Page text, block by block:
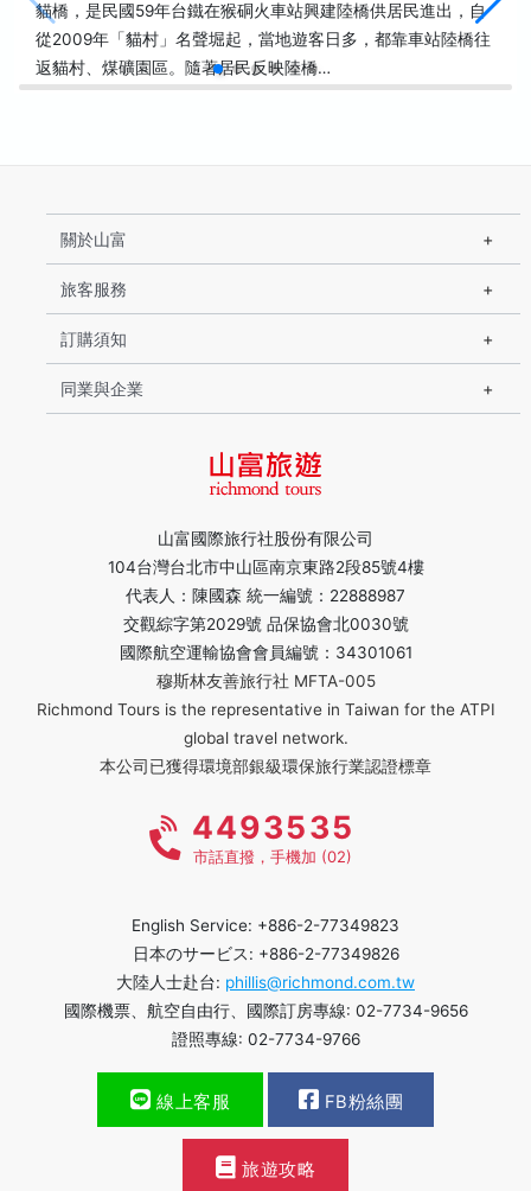
貓橋，是民國59年台鐵在猴硐火車站興建陸橋供居民進出，自
從2009年「貓村」名聲堀起，當地遊客日多，都靠車站陸橋往
返貓村、煤礦園區。隨著居民反映陸橋…
山富國際旅行社股份有限公司
104台灣台北市中山區南京東路2段85號4樓
代表人：陳國森 統一編號：22888987
交觀綜字第2029號 品保協會北0030號
國際航空運輸協會會員編號：34301061
穆斯林友善旅行社 MFTA-005
Richmond Tours is the representative in Taiwan for the ATPI
global travel network.
本公司已獲得環境部銀級環保旅行業認證標章
關於山富
旅客服務
訂購須知
同業與企業
4493535
市話直撥，手機加 (02)
English Service: +886-2-77349823
日本のサービス: +886-2-77349826
大陸人士赴台: phillis@richmond.com.tw
國際機票、航空自由行、國際訂房專線: 02-7734-9656
證照專線: 02-7734-9766
線上客服 FB粉絲團
旅遊攻略